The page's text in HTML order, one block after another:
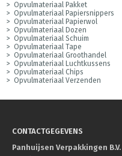
Opvulmateriaal Pakket
Opvulmateriaal Papiersnippers
Opvulmateriaal Papierwol
Opvulmateriaal Dozen
Opvulmateriaal Schuim
Opvulmateriaal Tape
Opvulmateriaal Groothandel
Opvulmateriaal Luchtkussens
Opvulmateriaal Chips
Opvulmateriaal Verzenden
CONTACTGEGEVENS
Panhuijsen Verpakkingen B.V.